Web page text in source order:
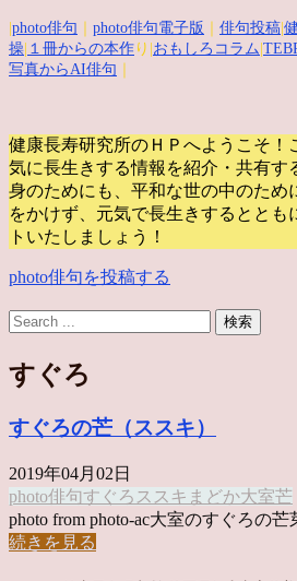
photo俳句 photo俳句電子版 俳句投稿
操 １冊からの本作 り| おもしろコラム
写真からAI俳句
健康長寿研究所のＨＰへようこそ！
気に長生きする情報を紹介・共有す
身のためにも、平和な世の中のため
をかけず、元気で長生きするととも
トいたしましょう！
photo俳句を投稿する
すぐろ
すぐろの芒（ススキ）
2019年04月02日
photo俳句すぐろ ススキ まどか大室芒
photo from photo-ac大室のすぐろの芒
続きを見る